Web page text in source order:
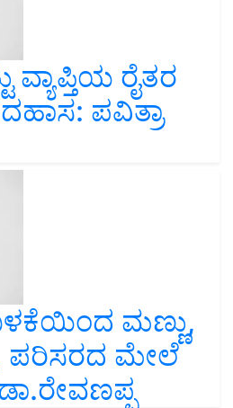
ವ್ಯಾಪ್ತಿಯ ರೈತರ
ಪವಿತ್ರಾ
ಮಣ್ಣು,
ಪರಿಸರದ ಮೇಲೆ